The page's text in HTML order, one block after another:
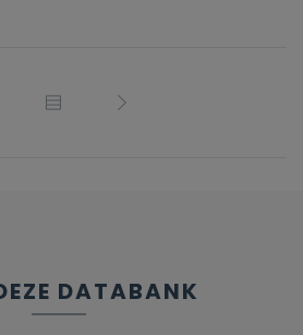
DATABANK